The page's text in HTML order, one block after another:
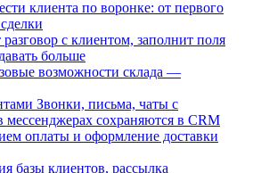
клиента по воронке: от первого
с клиентом, заполнит поля
больше
возможности склада —
Звонки, письма, чаты с
мессенджерах сохраняются в CRM
оплаты и оформление доставки
базы клиентов, рассылка